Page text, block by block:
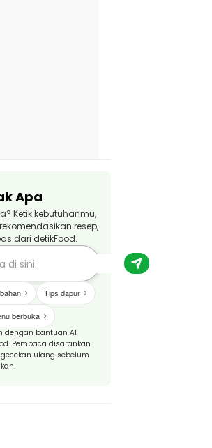
Apa
Ketik kebutuhanmu,
resep,
dari detikFood.
Tips dapur
berbuka
dengan bantuan AI
Pembaca disarankan
ulang sebelum